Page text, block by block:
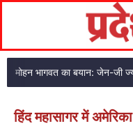
मोहन भागवत का बयान: जेन-जी
हिंद महासागर में